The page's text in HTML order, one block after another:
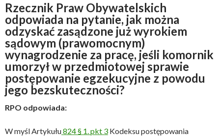
Rzecznik Praw Obywatelskich
odpowiada na pytanie, jak można
odzyskać zasądzone już wyrokiem
sądowym (prawomocnym)
wynagrodzenie za pracę, jeśli komornik
umorzył w przedmiotowej sprawie
postępowanie egzekucyjne z powodu
jego bezskuteczności?
RPO odpowiada:
W myśl Artykułu824 § 1. pkt 3 Kodeksu postępowania